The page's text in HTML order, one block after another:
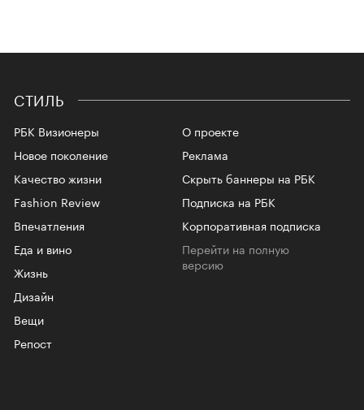
СТИЛЬ
РБК Визионеры
Новое поколение
Качество жизни
Fashion Review
Впечатления
Еда и вино
Жизнь
Дизайн
Вещи
Репост
О проекте
Реклама
Скрыть баннеры на РБК
Подписка на РБК
Корпоративная подписка
Перейти на полную
версию